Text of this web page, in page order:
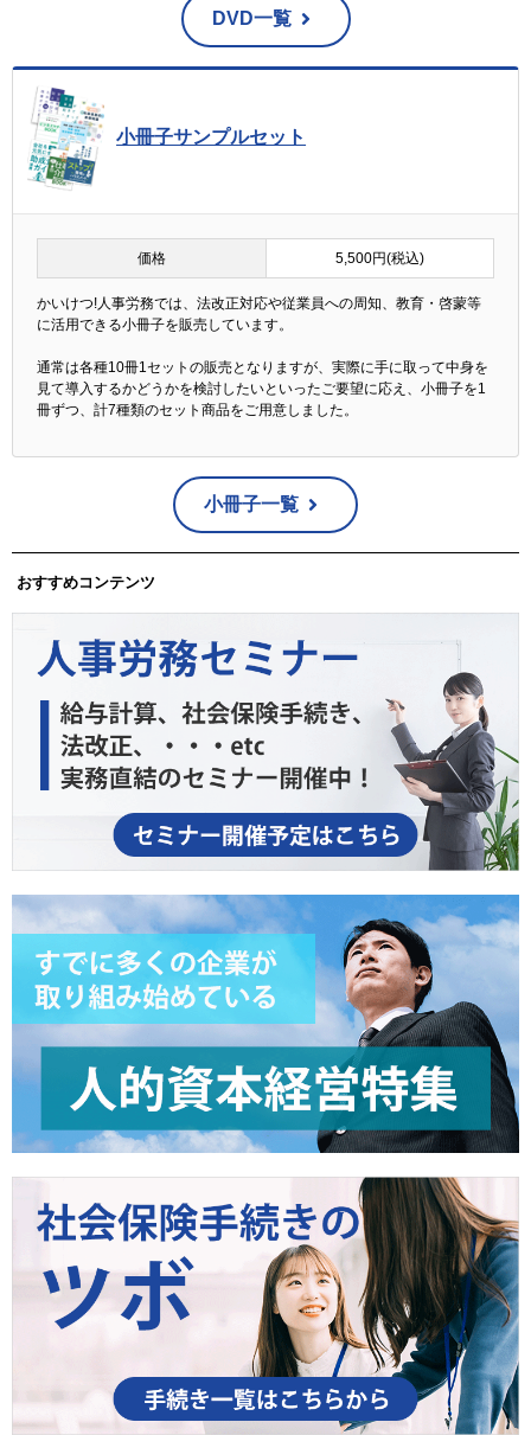
DVD一覧
小冊子サンプルセット
価格 5,500円(税込)
かいけつ!人事労務では、法改正対応や従業員への周知、教育・啓蒙等
に活用できる小冊子を販売しています。
通常は各種10冊1セットの販売となりますが、実際に手に取って中身を
見て導入するかどうかを検討したいといったご要望に応え、小冊子を1
冊ずつ、計7種類のセット商品をご用意しました。
小冊子一覧
おすすめコンテンツ